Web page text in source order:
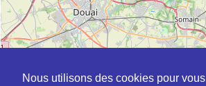
Nous utilisons des cookies pour vous